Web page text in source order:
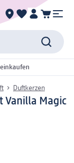
Duftkerzen
Vanilla Magic